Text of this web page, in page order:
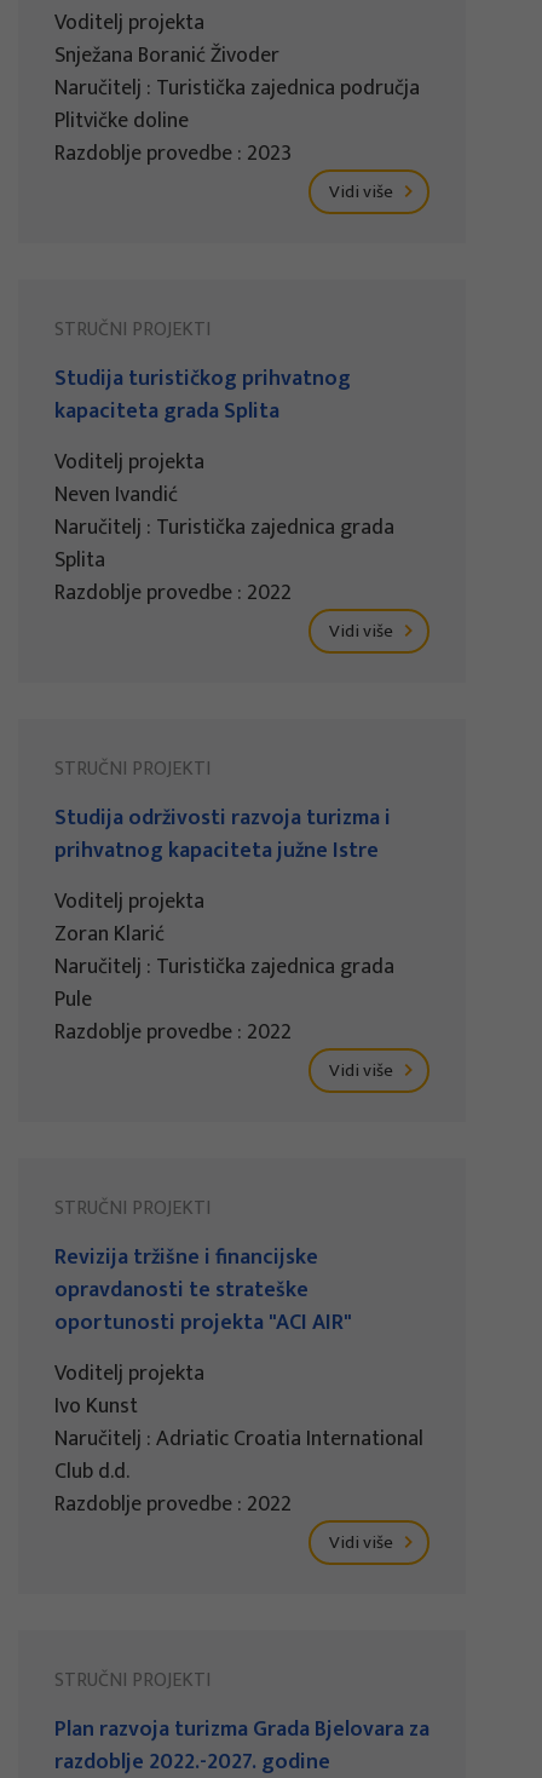
Voditelj projekta
Snježana Boranić Živoder
Naručitelj : Turistička zajednica područja
Plitvičke doline
Razdoblje provedbe : 2023
Vidi više
STRUČNI PROJEKTI
Studija turističkog prihvatnog
kapaciteta grada Splita
Voditelj projekta
Neven Ivandić
Naručitelj : Turistička zajednica grada
Splita
Razdoblje provedbe : 2022
Vidi više
STRUČNI PROJEKTI
Studija održivosti razvoja turizma i
prihvatnog kapaciteta južne Istre
Voditelj projekta
Zoran Klarić
Naručitelj : Turistička zajednica grada
Pule
Razdoblje provedbe : 2022
Vidi više
STRUČNI PROJEKTI
Revizija tržišne i financijske
opravdanosti te strateške
oportunosti projekta "ACI AIR"
Voditelj projekta
Ivo Kunst
Naručitelj : Adriatic Croatia International
Club d.d.
Razdoblje provedbe : 2022
Vidi više
STRUČNI PROJEKTI
Plan razvoja turizma Grada Bjelovara za
razdoblje 2022.-2027. godine